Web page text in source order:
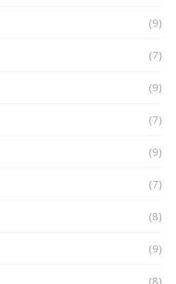
(9)
(7)
(9)
(7)
(9)
(7)
(8)
(9)
(8)